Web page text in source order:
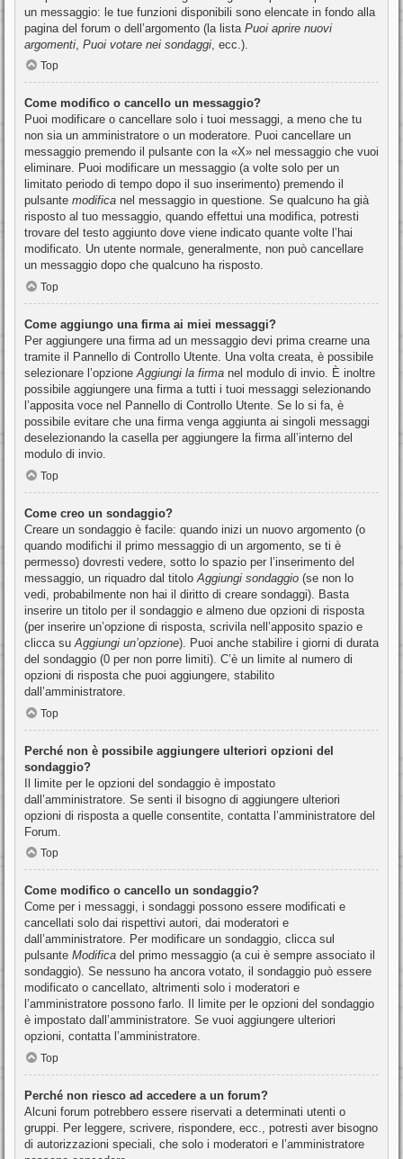
un messaggio: le tue funzioni disponibili sono elencate in fondo alla
pagina del forum o dell’argomento (la lista Puoi aprire nuovi
argomenti Puoi votare nei sondaggi , ecc.).
Top
Come modifico o cancello un messaggio?
Puoi modificare o cancellare solo i tuoi messaggi, a meno che tu
non sia un amministratore o un moderatore. Puoi cancellare un
messaggio premendo il pulsante con la «X» nel messaggio che vuoi
eliminare. Puoi modificare un messaggio (a volte solo per un
limitato periodo di tempo dopo il suo inserimento) premendo il
pulsante modifica nel messaggio in questione. Se qualcuno ha già
risposto al tuo messaggio, quando effettui una modifica, potresti
trovare del testo aggiunto dove viene indicato quante volte l’hai
modificato. Un utente normale, generalmente, non può cancellare
un messaggio dopo che qualcuno ha risposto.
Top
Come aggiungo una firma ai miei messaggi?
Per aggiungere una firma ad un messaggio devi prima crearne una
tramite il Pannello di Controllo Utente. Una volta creata, è possibile
selezionare l’opzioneAggiungi la firma nel modulo di invio. È inoltre
possibile aggiungere una firma a tutti i tuoi messaggi selezionando
l’apposita voce nel Pannello di Controllo Utente. Se lo si fa, è
possibile evitare che una firma venga aggiunta ai singoli messaggi
deselezionando la casella per aggiungere la firma all’interno del
modulo di invio.
Top
Come creo un sondaggio?
Creare un sondaggio è facile: quando inizi un nuovo argomento (o
quando modifichi il primo messaggio di un argomento, se ti è
permesso) dovresti vedere, sotto lo spazio per l’inserimento del
messaggio, un riquadro dal titolo Aggiungi sondaggio (se non lo
vedi, probabilmente non hai il diritto di creare sondaggi). Basta
inserire un titolo per il sondaggio e almeno due opzioni di risposta
(per inserire un’opzione di risposta, scrivila nell’apposito spazio e
clicca su Aggiungi un’opzione). Puoi anche stabilire i giorni di durata
del sondaggio (0 per non porre limiti). C’è un limite al numero di
opzioni di risposta che puoi aggiungere, stabilito
dall’amministratore.
Top
Perché non è possibile aggiungere ulteriori opzioni del
sondaggio?
Il limite per le opzioni del sondaggio è impostato
dall’amministratore. Se senti il bisogno di aggiungere ulteriori
opzioni di risposta a quelle consentite, contatta l’amministratore del
Forum.
Top
Come modifico o cancello un sondaggio?
Come per i messaggi, i sondaggi possono essere modificati e
cancellati solo dai rispettivi autori, dai moderatori e
dall’amministratore. Per modificare un sondaggio, clicca sul
pulsante Modifica del primo messaggio (a cui è sempre associato il
sondaggio). Se nessuno ha ancora votato, il sondaggio può essere
modificato o cancellato, altrimenti solo i moderatori e
l’amministratore possono farlo. Il limite per le opzioni del sondaggio
è impostato dall’amministratore. Se vuoi aggiungere ulteriori
opzioni, contatta l’amministratore.
Top
Perché non riesco ad accedere a un forum?
Alcuni forum potrebbero essere riservati a determinati utenti o
gruppi. Per leggere, scrivere, rispondere, ecc., potresti aver bisogno
di autorizzazioni speciali, che solo i moderatori e l’amministratore